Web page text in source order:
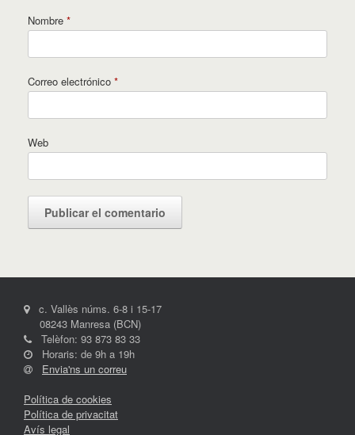
Nombre *
Correo electrónico *
Web
c. Vallès núms. 6-8 i 15-17
08243 Manresa (BCN)
Telèfon: 93 873 83 33
Horaris: de 9h a 19h
Envia'ns un correu
Política de cookies
Política de privacitat
Avís legal